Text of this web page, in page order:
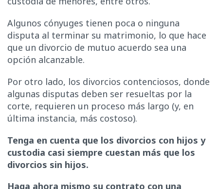
Algunos cónyuges tienen poca o ninguna
disputa al terminar su matrimonio, lo que hace
que un divorcio de mutuo acuerdo sea una
opción alcanzable.
Por otro lado, los divorcios contenciosos, donde
algunas disputas deben ser resueltas por la
corte, requieren un proceso más largo (y, en
última instancia, más costoso).
Tenga en cuenta que los divorcios con hijos y
custodia casi siempre cuestan más que los
divorcios sin hijos.
Haga ahora mismo su contrato con una